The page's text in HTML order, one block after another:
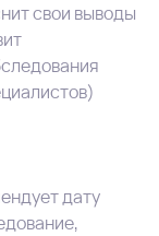
свои выводы
дату